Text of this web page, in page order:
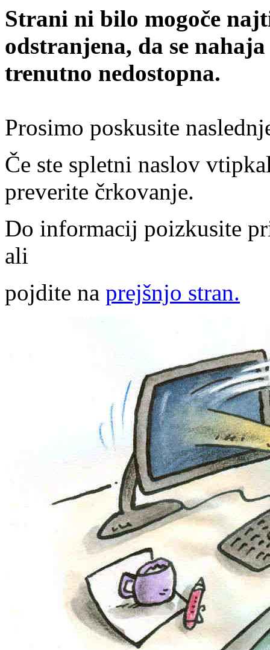
Strani ni bilo mogoče
odstranjena, da se
trenutno nedostopna.
Prosimo poskusite
Če ste spletni naslov
preverite črkovanje.
Do informacij poizkusite
ali
pojdite na prejšnjo stran.